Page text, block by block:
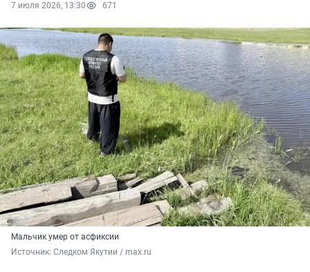
7 июля 2026, 13:30 671
Мальчик умер от асфиксии
Источник: Следком Якутии / max.ru